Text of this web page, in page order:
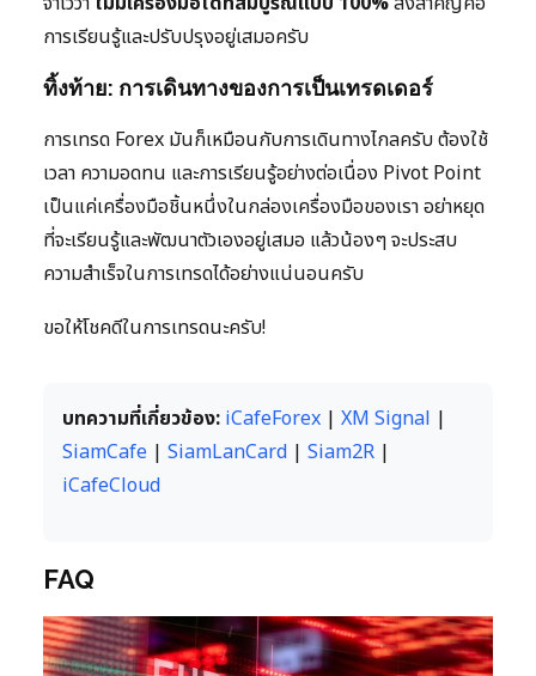
การเรียนรู้และปรับปรุงอยู่เสมอครับ
ทิ้งท้าย: การเดินทางของการเป็นเทรดเดอร์
การเทรด Forex มันก็เหมือนกับการเดินทางไกลครับ ต้องใช้
เวลา ความอดทน และการเรียนรู้อย่างต่อเนื่อง Pivot Point
เป็นแค่เครื่องมือชิ้นหนึ่งในกล่องเครื่องมือของเรา อย่าหยุด
ที่จะเรียนรู้และพัฒนาตัวเองอยู่เสมอ แล้วน้องๆ จะประสบ
ความสำเร็จในการเทรดได้อย่างแน่นอนครับ
ขอให้โชคดีในการเทรดนะครับ!
บทความที่เกี่ยวข้อง: iCafeForex | XM Signal |
SiamCafe | SiamLanCard | Siam2R |
iCafeCloud
FAQ